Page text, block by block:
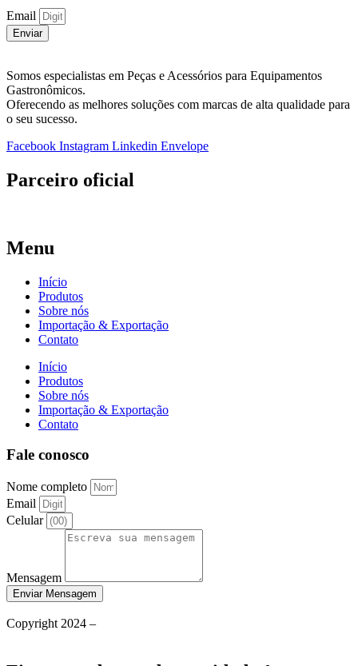
Email
Enviar
Somos especialistas em Peças e Acessórios para Equipamentos
Gastronômicos.
Oferecendo as melhores soluções com marcas de alta qualidade para
o seu sucesso.
Facebook Instagram Linkedin Envelope
Parceiro oficial
Menu
Início
Produtos
Sobre nós
Importação & Exportação
Contato
Início
Produtos
Sobre nós
Importação & Exportação
Contato
Fale conosco
Nome completo
Email
Celular
Mensagem
Enviar Mensagem
Copyright 2024 –